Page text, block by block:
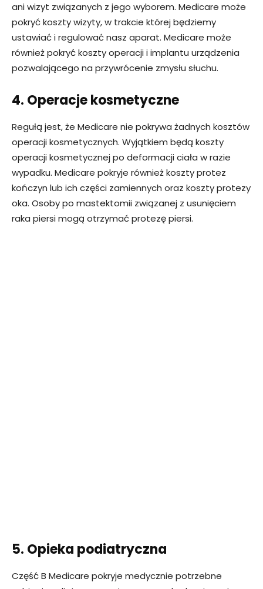
ani wizyt związanych z jego wyborem. Medicare może
pokryć koszty wizyty, w trakcie której będziemy
ustawiać i regulować nasz aparat. Medicare może
również pokryć koszty operacji i implantu urządzenia
pozwalającego na przywrócenie zmysłu słuchu.
4. Operacje kosmetyczne
Regułą jest, że Medicare nie pokrywa żadnych kosztów
operacji kosmetycznych. Wyjątkiem będą koszty
operacji kosmetycznej po deformacji ciała w razie
wypadku. Medicare pokryje również koszty protez
kończyn lub ich części zamiennych oraz koszty protezy
oka. Osoby po mastektomii związanej z usunięciem
raka piersi mogą otrzymać protezę piersi.
5. Opieka podiatryczna
Część B Medicare pokryje medycznie potrzebne